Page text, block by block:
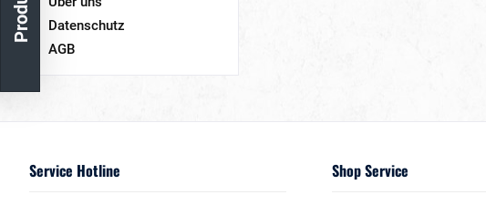
Datenschutz
AGB
Service Hotline Shop Service